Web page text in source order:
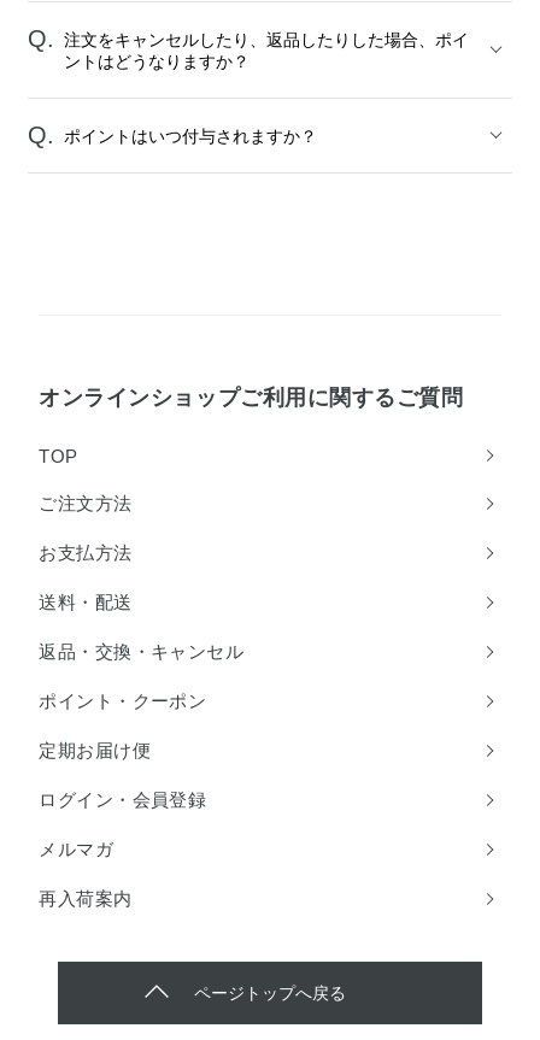
注文をキャンセルしたり、返品したりした場合、ポイ
ントはどうなりますか？
ポイントはいつ付与されますか？
オンラインショップご利用に関するご質問
TOP
ご注文方法
お支払方法
送料・配送
返品・交換・キャンセル
ポイント・クーポン
定期お届け便
ログイン・会員登録
メルマガ
再入荷案内
ページトップへ戻る